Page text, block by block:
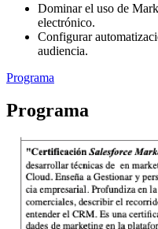
Dominar el uso de
electrónico.
Configurar
audiencia.
Programa
Programa